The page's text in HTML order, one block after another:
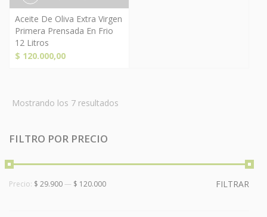
Aceite De Oliva Extra Virgen
Primera Prensada En Frio
12 Litros
$ 120.000,00
Mostrando los 7 resultados
FILTRO POR PRECIO
FILTRAR
Precio: $ 29.900 — $ 120.000